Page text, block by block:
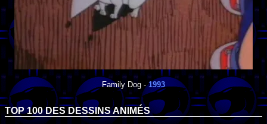
Family Dog -1993
TOP 100 DES DESSINS ANIMÉS